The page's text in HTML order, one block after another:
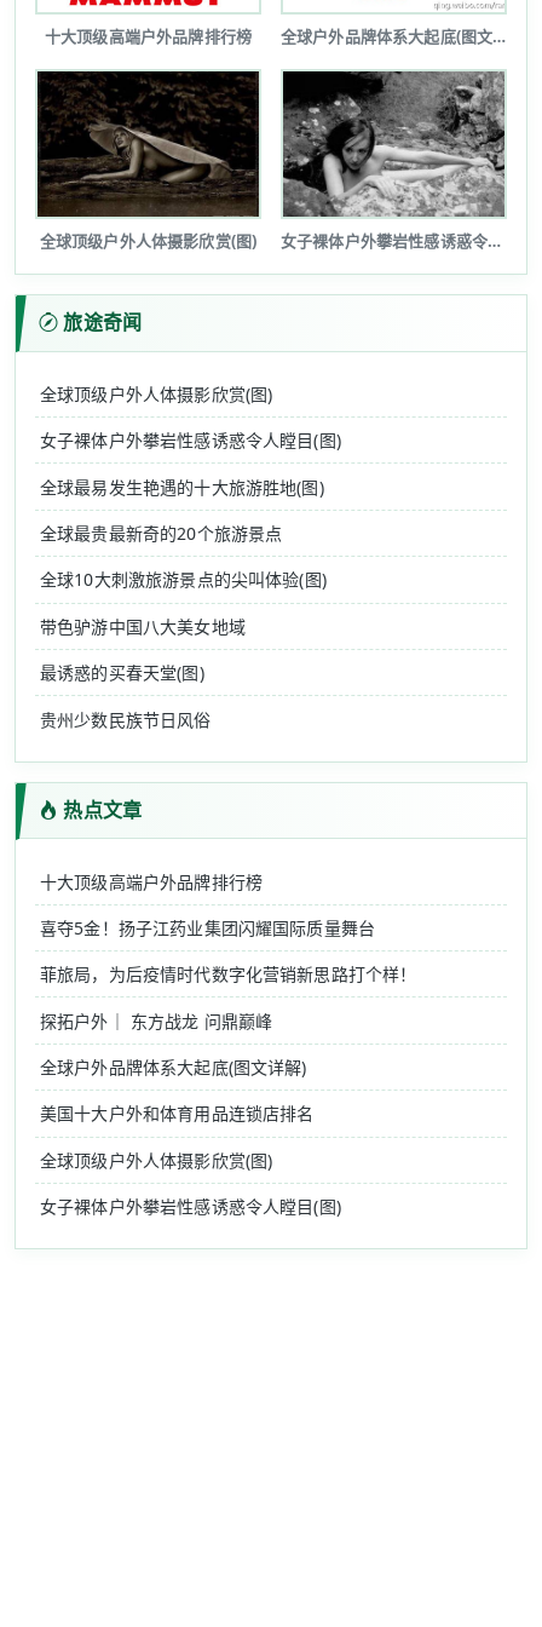
十大顶级高端户外品牌排行榜 全球户外品牌体系大起底(图文详解)
全球顶级户外人体摄影欣赏(图) 女子裸体户外攀岩性感诱惑令人瞠目(图...
旅途奇闻
全球顶级户外人体摄影欣赏(图)
女子裸体户外攀岩性感诱惑令人瞠目(图)
全球最易发生艳遇的十大旅游胜地(图)
全球最贵最新奇的20个旅游景点
全球10大刺激旅游景点的尖叫体验(图)
带色驴游中国八大美女地域
最诱惑的买春天堂(图)
贵州少数民族节日风俗
热点文章
十大顶级高端户外品牌排行榜
喜夺5金！扬子江药业集团闪耀国际质量舞台
菲旅局，为后疫情时代数字化营销新思路打个样！
探拓户外｜ 东方战龙 问鼎巅峰
全球户外品牌体系大起底(图文详解)
美国十大户外和体育用品连锁店排名
全球顶级户外人体摄影欣赏(图)
女子裸体户外攀岩性感诱惑令人瞠目(图)